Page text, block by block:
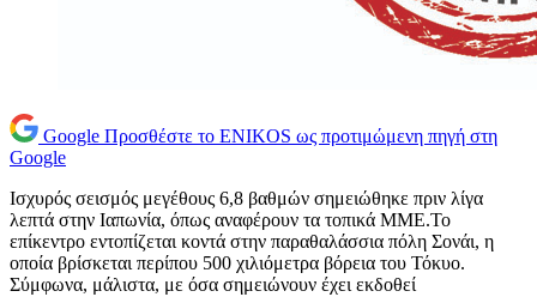
Google Προσθέστε το ENIKOS ως προτιμώμενη πηγή στη
Google
Ισχυρός σεισμός μεγέθους 6,8 βαθμών σημειώθηκε πριν λίγα
λεπτά στην Ιαπωνία, όπως αναφέρουν τα τοπικά ΜΜΕ.Το
επίκεντρο εντοπίζεται κοντά στην παραθαλάσσια πόλη Σονάι, η
οποία βρίσκεται περίπου 500 χιλιόμετρα βόρεια του Τόκυο.
Σύμφωνα, μάλιστα, με όσα σημειώνουν έχει εκδοθεί